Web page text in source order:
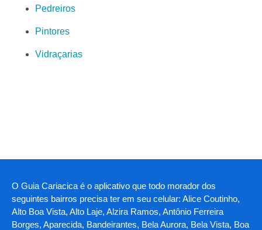
Pedreiros
Pintores
Vidraçarias
O Guia Cariacica é o aplicativo que todo morador dos
seguintes bairros precisa ter em seu celular: Alice Coutinho,
Alto Boa Vista, Alto Laje, Alzira Ramos, Antônio Ferreira
Borges, Aparecida, Bandeirantes, Bela Aurora, Bela Vista, Boa